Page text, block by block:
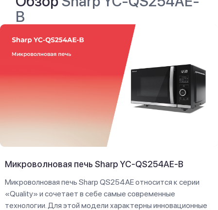
B
Микроволновая печь Sharp YC-QS254AE-B
Микроволновая печь Sharp QS254AE относится к серии
«Quality» и сочетает в себе самые современные
технологии. Для этой модели характерны инновационные